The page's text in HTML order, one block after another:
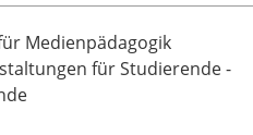
Medienpädagogik
für Studierende -